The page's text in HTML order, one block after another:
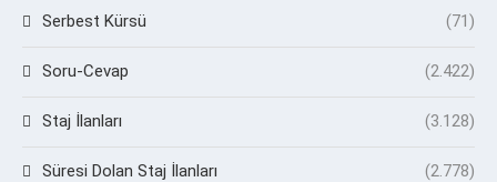
Serbest Kürsü (71)
Soru-Cevap (2.422)
Staj İlanları (3.128)
Süresi Dolan Staj İlanları (2.778)